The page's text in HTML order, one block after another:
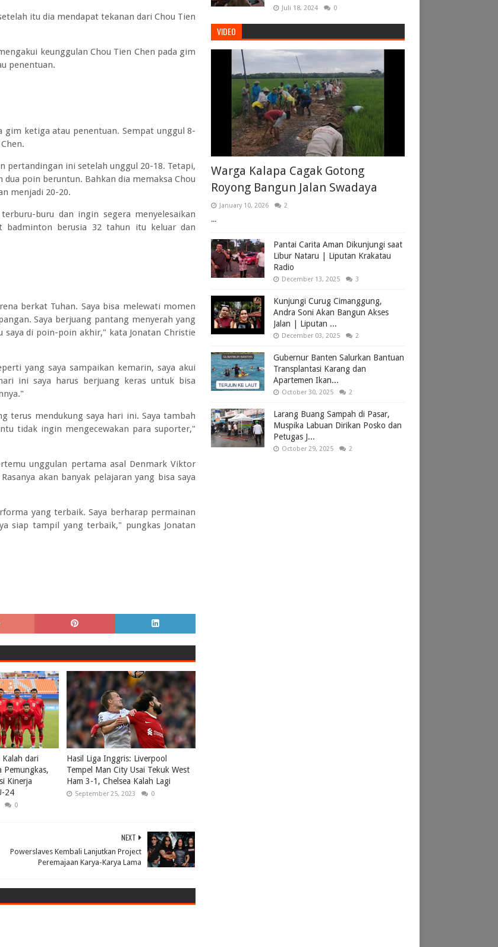
itu dia mendapat tekanan dari Chou Tien
keunggulan Chou Tien Chen pada gim
penentuan.
ketiga atau penentuan. Sempat unggul 8-
pertandingan ini setelah unggul 20-18. Tetapi,
poin beruntun. Bahkan dia memaksa Chou
menjadi 20-20.
buru dan ingin segera menyelesaikan
badminton berusia 32 tahun itu keluar dan
berkat Tuhan. Saya bisa melewati momen
Saya berjuang pantang menyerah yang
saya di poin-poin akhir," kata Jonatan Christie
yang saya sampaikan kemarin, saya akui
ini saya harus berjuang keras untuk bisa
terus mendukung saya hari ini. Saya tambah
tidak ingin mengecewakan para suporter,"
unggulan pertama asal Denmark Viktor
akan banyak pelajaran yang bisa saya
yang terbaik. Saya berharap permainan
siap tampil yang terbaik," pungkas Jonatan
dari
Pemungkas,
Kinerja
24
0
Hasil Liga Inggris: Liverpool
Tempel Man City Usai Tekuk West
Ham 3-1, Chelsea Kalah Lagi
September 25, 2023 0
NEXT
Powerslaves Kembali Lanjutkan Project
Peremajaan Karya-Karya Lama
Juli 18, 2024 0
VIDEO
Warga Kalapa Cagak Gotong
Royong Bangun Jalan Swadaya
January 10, 2026 2
...
Pantai Carita Aman Dikunjungi saat
Libur Nataru | Liputan Krakatau
Radio
December 13, 2025 3
Kunjungi Curug Cimanggung,
Andra Soni Akan Bangun Akses
Jalan | Liputan ...
December 03, 2025 2
Gubernur Banten Salurkan Bantuan
Transplantasi Karang dan
Apartemen Ikan...
October 30, 2025 2
Larang Buang Sampah di Pasar,
Muspika Labuan Dirikan Posko dan
Petugas J...
October 29, 2025 2